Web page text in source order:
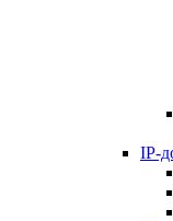
IP-